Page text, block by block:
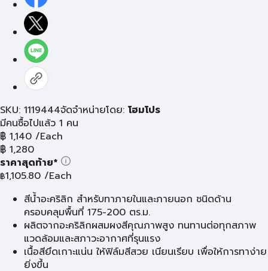
SKU: 1119444จัดจำหน่ายโดย: โฮมโปร
มีคนซื้อไปแล้ว 1 คน
฿ 1,140 /Each
฿ 1,280
ราคาสุดท้าย*
฿1,105.80 /Each
สีน้ำอะคริลิก สำหรับทาภายในและภายนอก ชนิดด้าน
ครอบคลุมพื้นที่ 175-200 ตร.ม.
ผลิตจากอะคริลิกผสมผงสีคุณภาพสูง ทนทานต่อทุกสภาพ
แวดล้อมและสภาวะอากาศที่รุนแรง
เนื้อสียึดเกาะแน่น ให้ฟิล์มสีสวย เนียนเรียบ เพื่อให้การทาง่าย
ยิ่งขึ้น